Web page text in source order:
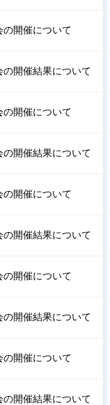
開催について
開催結果について
開催について
開催結果について
開催について
開催結果について
開催について
開催結果について
開催について
開催結果について